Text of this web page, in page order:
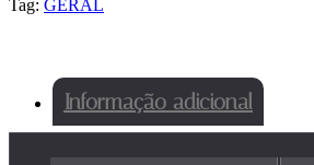
Tag: GERAL
Informação adicional